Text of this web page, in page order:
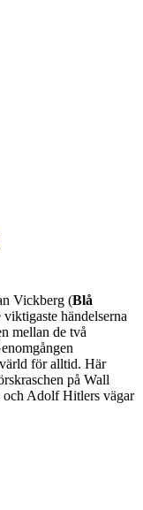
Vickberg (Blå
händelserna
mellan de två
för alltid. Här
på Wall
Adolf Hitlers vägar